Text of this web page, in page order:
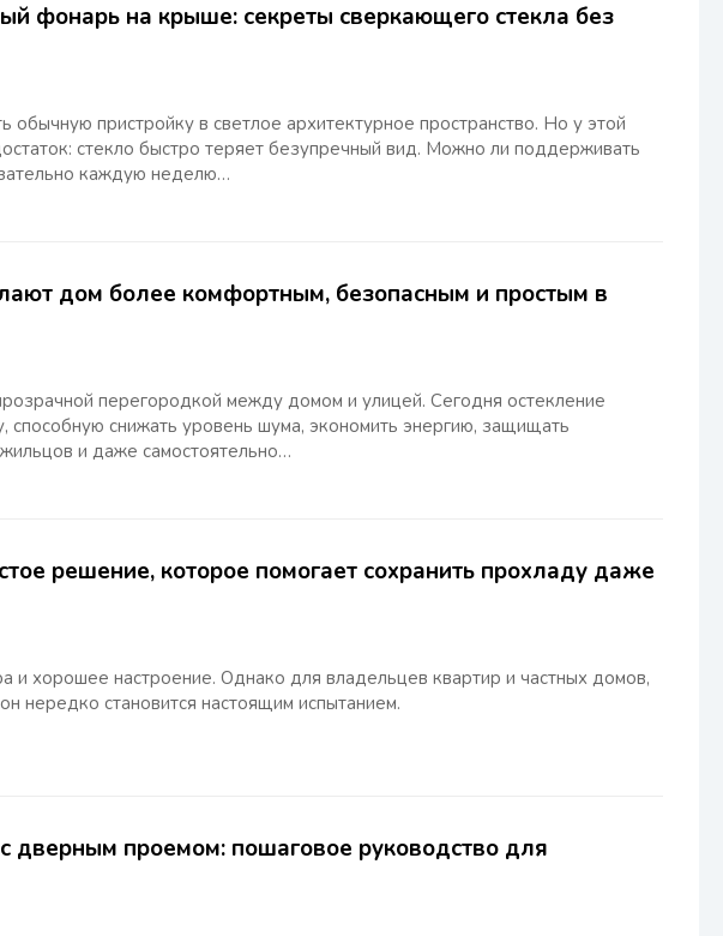
фонарь на крыше: секреты сверкающего стекла без
пристройку в светлое архитектурное пространство. Но у этой
стекло быстро теряет безупречный вид. Можно ли поддерживать
каждую неделю…
дом более комфортным, безопасным и простым в
перегородкой между домом и улицей. Сегодня остекление
способную снижать уровень шума, экономить энергию, защищать
и даже самостоятельно…
решение, которое помогает сохранить прохладу даже
и хорошее настроение. Однако для владельцев квартир и частных домов,
нередко становится настоящим испытанием.
дверным проемом: пошаговое руководство для